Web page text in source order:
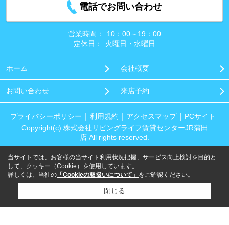
電話でお問い合わせ
営業時間：
10：00～19：00
定休日：
火曜日・水曜日
ホーム 会社概要
お問い合わせ 来店予約
プライバシーポリシー 利用規約 アクセスマップ
PCサイト
Copyright(c) 株式会社リビングライフ賃貸センターJR蒲田
店 All rights reserved.
当サイトでは、お客様の当サイト利用状況把握、サービス向上検討を目的と
して、クッキー（Cookie）を使用しています。
詳しくは、当社の 「Cookieの取扱いについて」 をご確認ください。
閉じる